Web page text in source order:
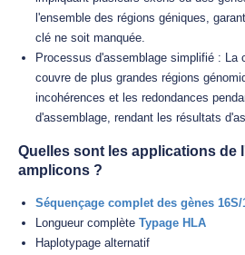
l'ensemble des régions géniques,
clé ne soit manquée.
Processus d'assemblage simplifié : La
couvre de plus grandes régions
incohérences et les redondances
d'assemblage, rendant les résultats
Quelles sont les applications de
amplicons ?
Séquençage complet des gènes 16S/
Longueur complète Typage HLA
Haplotypage alternatif